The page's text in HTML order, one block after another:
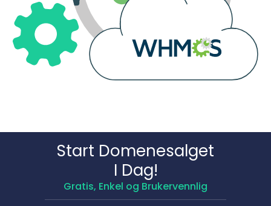
Start Domene­salget
I Dag!
Gratis, Enkel og Brukervennlig